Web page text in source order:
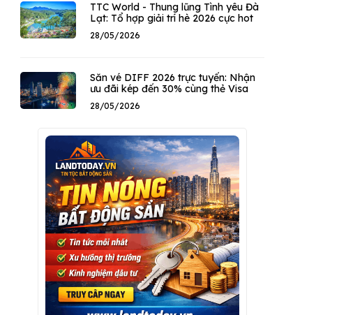
TTC World - Thung lũng Tình yêu Đà
Lạt: Tổ hợp giải trí hè 2026 cực hot
28/05/2026
Săn vé DIFF 2026 trực tuyến: Nhận
ưu đãi kép đến 30% cùng thẻ Visa
28/05/2026